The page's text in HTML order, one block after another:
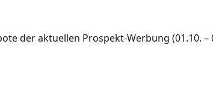
der aktuellen Prospekt-Werbung (01.10. –